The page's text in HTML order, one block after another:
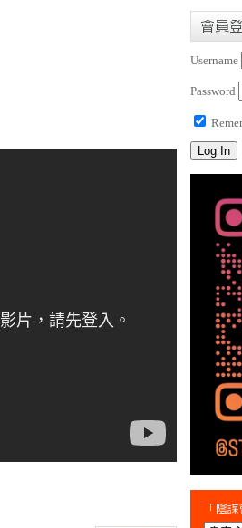
會員
Username
Password
「陰